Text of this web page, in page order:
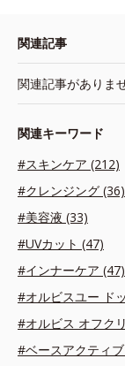
関連記事
関連記事がありま
関連キーワード
#スキンケア (212)
#クレンジング (36)
#美容液 (33)
#UVカット (47)
#インナーケア (47)
#オルビスユー ド
#オルビス オフク
#ベースアクティ